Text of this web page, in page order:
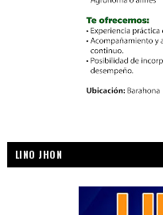
LINO JHON